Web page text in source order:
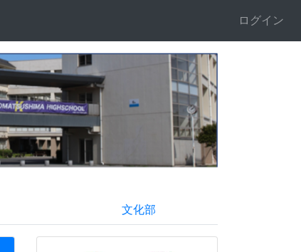
ログイン
文化部